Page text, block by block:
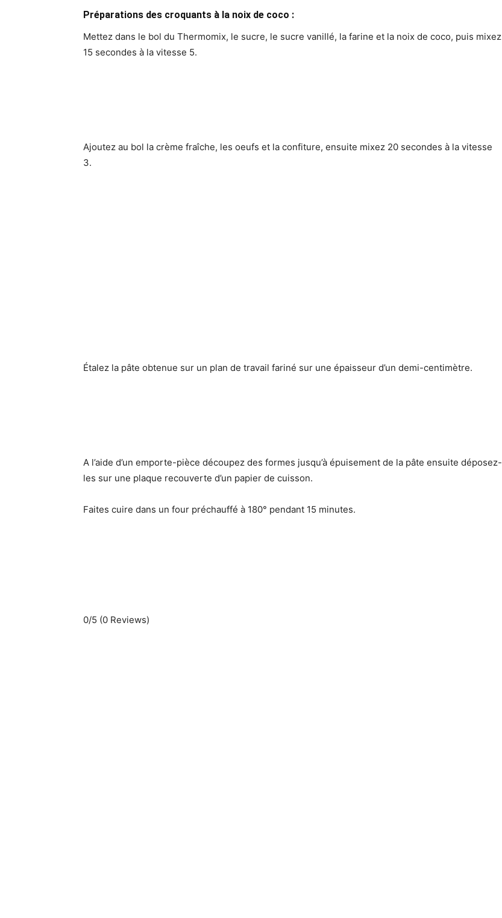
Préparations des croquants à la noix de coco :
Mettez dans le bol du Thermomix, le sucre, le sucre vanillé, la farine et la noix de coco, puis mixez
15 secondes à la vitesse 5.
Ajoutez au bol la crème fraîche, les oeufs et la confiture, ensuite mixez 20 secondes à la vitesse
3.
Étalez la pâte obtenue sur un plan de travail fariné sur une épaisseur d’un demi-centimètre.
A l’aide d’un emporte-pièce découpez des formes jusqu’à épuisement de la pâte ensuite déposez-
les sur une plaque recouverte d’un papier de cuisson.
Faites cuire dans un four préchauffé à 180° pendant 15 minutes.
0/5 (0 Reviews)